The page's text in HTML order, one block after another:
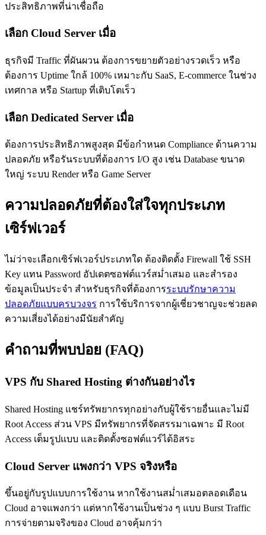
ประสิทธิภาพที่น่าเชื่อถือ
เลือก Cloud Server เมื่อ
ธุรกิจมี Traffic ที่ผันผวน ต้องการขยายตัวอย่างรวดเร็ว หรือ
ต้องการ Uptime ใกล้ 100% เหมาะกับ SaaS, E-commerce ในช่วง
เทศกาล หรือ Startup ที่เติบโตเร็ว
เลือก Dedicated Server เมื่อ
ต้องการประสิทธิภาพสูงสุด มีข้อกำหนด Compliance ด้านความ
ปลอดภัย หรือรันระบบที่ต้องการ I/O สูง เช่น Database ขนาด
ใหญ่ ระบบ Render หรือ Game Server
ความปลอดภัยที่ต้องใส่ใจทุกประเภท
เซิร์ฟเวอร์
ไม่ว่าจะเลือกเซิร์ฟเวอร์ประเภทใด ต้องติดตั้ง Firewall ใช้ SSH
Key แทน Password อัปเดตซอฟต์แวร์สม่ำเสมอ และสำรอง
ข้อมูลเป็นประจำ สำหรับธุรกิจที่ต้องการระบบรักษาความ
ปลอดภัยแบบครบวงจร การใช้บริการจากผู้เชี่ยวชาญจะช่วยลด
ความเสี่ยงได้อย่างมีนัยสำคัญ
คำถามที่พบบ่อย (FAQ)
VPS กับ Shared Hosting ต่างกันอย่างไร
Shared Hosting แชร์ทรัพยากรทุกอย่างกับผู้ใช้รายอื่นและไม่มี
Root Access ส่วน VPS มีทรัพยากรที่จัดสรรมาเฉพาะ มี Root
Access เต็มรูปแบบ และติดตั้งซอฟต์แวร์ได้อิสระ
Cloud Server แพงกว่า VPS จริงหรือ
ขึ้นอยู่กับรูปแบบการใช้งาน หากใช้งานสม่ำเสมอตลอดเดือน
Cloud อาจแพงกว่า แต่หากใช้งานเป็นช่วง ๆ แบบ Burst Traffic
การจ่ายตามจริงของ Cloud อาจคุ้มกว่า